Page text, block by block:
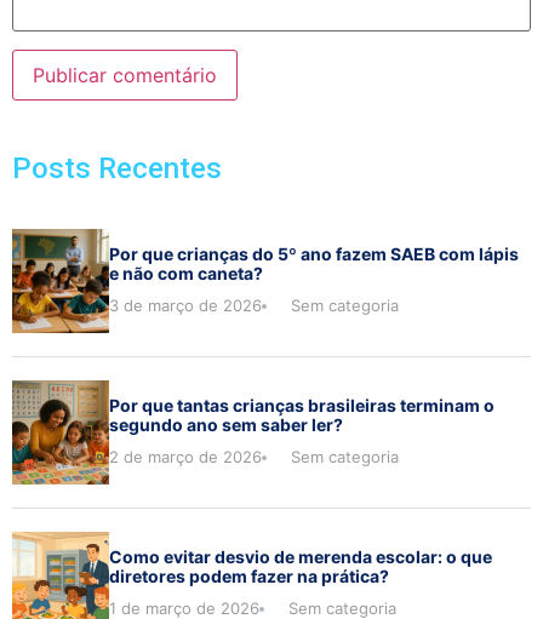
Posts Recentes
Por que crianças do 5º ano fazem SAEB com lápis
e não com caneta?
3 de março de 2026 Sem categoria
Por que tantas crianças brasileiras terminam o
segundo ano sem saber ler?
2 de março de 2026 Sem categoria
Como evitar desvio de merenda escolar: o que
diretores podem fazer na prática?
1 de março de 2026 Sem categoria